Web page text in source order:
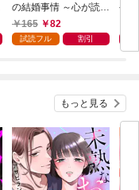
の結婚事情 ～心が読め
ちゃうので、あなたの
本心なんてお見通しで
165 82
試読フル 割引
や
た
もっと見る